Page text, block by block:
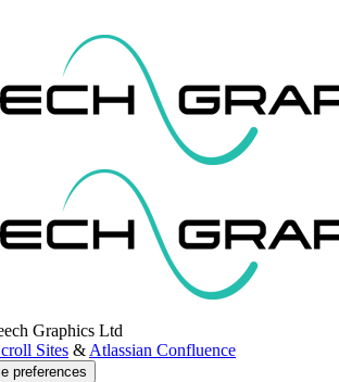
Graphics Ltd
Sites &Atlassian Confluence
preferences